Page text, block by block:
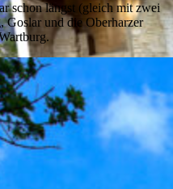
schon längst (gleich mit zwei
Goslar und die Oberharzer